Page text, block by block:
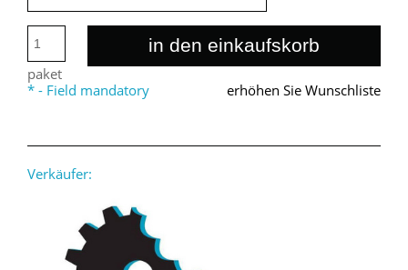
paket
in den einkaufskorb
erhöhen Sie Wunschliste
* - Field mandatory
Verkäufer: